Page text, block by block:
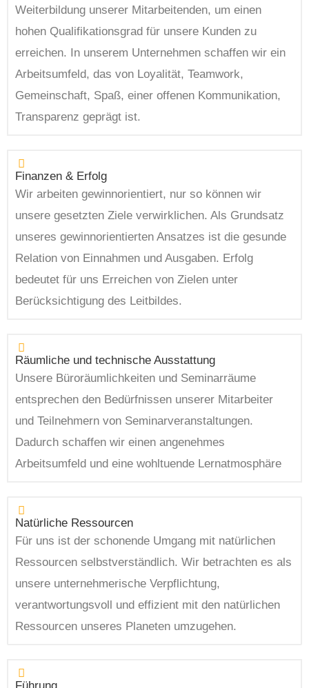
Weiterbildung unserer Mitarbeitenden, um einen
hohen Qualifikationsgrad für unsere Kunden zu
erreichen. In unserem Unternehmen schaffen wir ein
Arbeitsumfeld, das von Loyalität, Teamwork,
Gemeinschaft, Spaß, einer offenen Kommunikation,
Transparenz geprägt ist.
Finanzen & Erfolg
Wir arbeiten gewinnorientiert, nur so können wir
unsere gesetzten Ziele verwirklichen. Als Grundsatz
unseres gewinnorientierten Ansatzes ist die gesunde
Relation von Einnahmen und Ausgaben. Erfolg
bedeutet für uns Erreichen von Zielen unter
Berücksichtigung des Leitbildes.
Räumliche und technische Ausstattung
Unsere Büroräumlichkeiten und Seminarräume
entsprechen den Bedürfnissen unserer Mitarbeiter
und Teilnehmern von Seminarveranstaltungen.
Dadurch schaffen wir einen angenehmes
Arbeitsumfeld und eine wohltuende Lernatmosphäre
Natürliche Ressourcen
Für uns ist der schonende Umgang mit natürlichen
Ressourcen selbstverständlich. Wir betrachten es als
unsere unternehmerische Verpflichtung,
verantwortungsvoll und effizient mit den natürlichen
Ressourcen unseres Planeten umzugehen.